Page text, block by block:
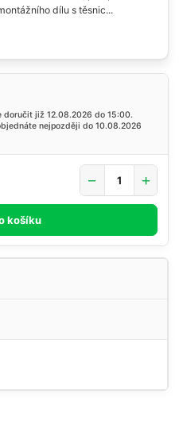
dílu s těsnic...
doručit již 12.08.2026 do 15:00.
nejpozději do 10.08.2026
košíku